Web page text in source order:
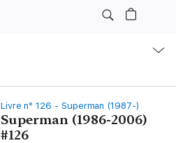
Livre n° 126 - Superman (1987-)
Superman (1986-2006)
#126